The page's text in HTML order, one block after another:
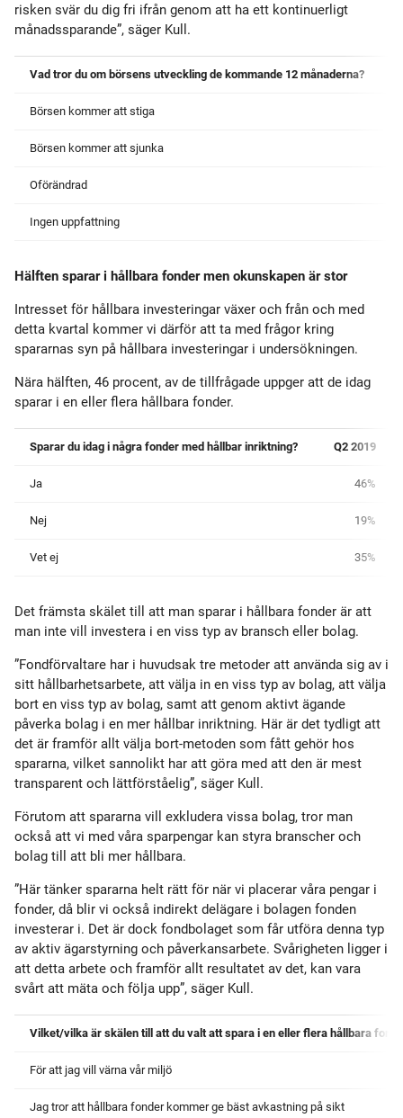
risken svär du dig fri ifrån genom att ha ett kontinuerligt
månadssparande”, säger Kull.
Vad tror du om börsens utveckling de kommande 12 månaderna?
Börsen kommer att stiga
Börsen kommer att sjunka
Oförändrad
Ingen uppfattning
Hälften sparar i hållbara fonder men okunskapen är stor
Intresset för hållbara investeringar växer och från och med
detta kvartal kommer vi därför att ta med frågor kring
spararnas syn på hållbara investeringar i undersökningen.
Nära hälften, 46 procent, av de tillfrågade uppger att de idag
sparar i en eller flera hållbara fonder.
Sparar du idag i några fonder med hållbar inriktning? Q2 2019
Ja 46%
Nej 19%
Vet ej 35%
Det främsta skälet till att man sparar i hållbara fonder är att
man inte vill investera i en viss typ av bransch eller bolag.
”Fondförvaltare har i huvudsak tre metoder att använda sig av i
sitt hållbarhetsarbete, att välja in en viss typ av bolag, att välja
bort en viss typ av bolag, samt att genom aktivt ägande
påverka bolag i en mer hållbar inriktning. Här är det tydligt att
det är framför allt välja bort-metoden som fått gehör hos
spararna, vilket sannolikt har att göra med att den är mest
transparent och lättförståelig”, säger Kull.
Förutom att spararna vill exkludera vissa bolag, tror man
också att vi med våra sparpengar kan styra branscher och
bolag till att bli mer hållbara.
”Här tänker spararna helt rätt för när vi placerar våra pengar i
fonder, då blir vi också indirekt delägare i bolagen fonden
investerar i. Det är dock fondbolaget som får utföra denna typ
av aktiv ägarstyrning och påverkansarbete. Svårigheten ligger i
att detta arbete och framför allt resultatet av det, kan vara
svårt att mäta och följa upp”, säger Kull.
Vilket/vilka är skälen till att du valt att spara i en eller flera hållbara
För att jag vill värna vår miljö
Jag tror att hållbara fonder kommer ge bäst avkastning på sikt